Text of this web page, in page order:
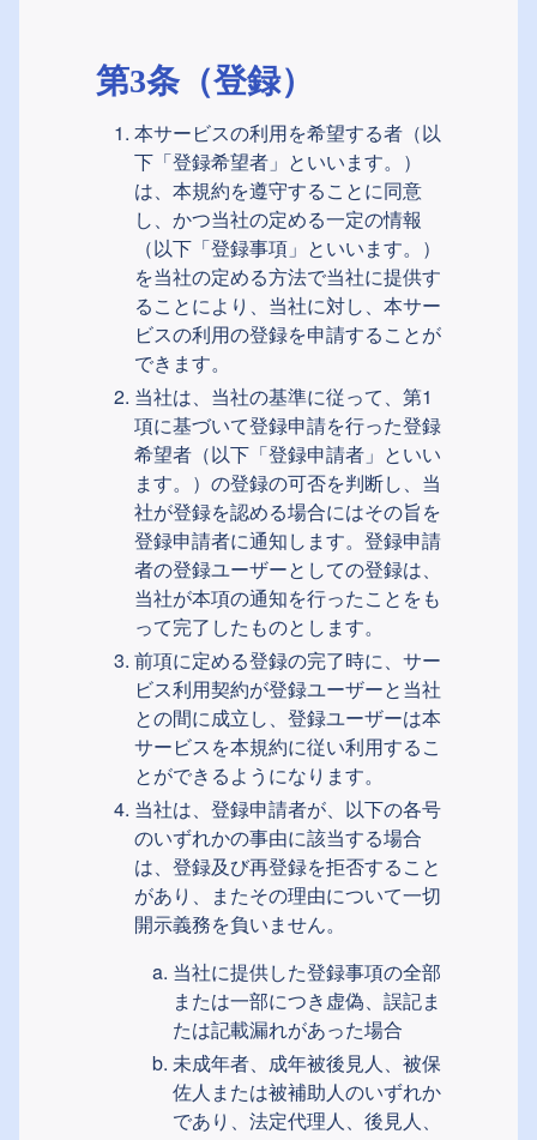
第3条（登録）
本サービスの利用を希望する者（以
下「登録希望者」といいます。）
は、本規約を遵守することに同意
し、かつ当社の定める一定の情報
（以下「登録事項」といいます。）
を当社の定める方法で当社に提供す
ることにより、当社に対し、本サー
ビスの利用の登録を申請することが
できます。
当社は、当社の基準に従って、第1
項に基づいて登録申請を行った登録
希望者（以下「登録申請者」といい
ます。）の登録の可否を判断し、当
社が登録を認める場合にはその旨を
登録申請者に通知します。登録申請
者の登録ユーザーとしての登録は、
当社が本項の通知を行ったことをも
って完了したものとします。
前項に定める登録の完了時に、サー
ビス利用契約が登録ユーザーと当社
との間に成立し、登録ユーザーは本
サービスを本規約に従い利用するこ
とができるようになります。
当社は、登録申請者が、以下の各号
のいずれかの事由に該当する場合
は、登録及び再登録を拒否すること
があり、またその理由について一切
開示義務を負いません。
当社に提供した登録事項の全部
または一部につき虚偽、誤記ま
たは記載漏れがあった場合
未成年者、成年被後見人、被保
佐人または被補助人のいずれか
であり、法定代理人、後見人、